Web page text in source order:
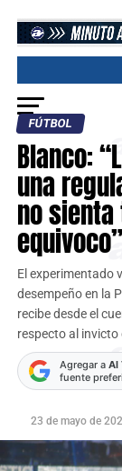
FÚTBOL
Blanco:
una
no
equivoco”
El experimentado
desempeño en la
recibe desde el
respecto al
Agregar a Al
fuente
23 de mayo de